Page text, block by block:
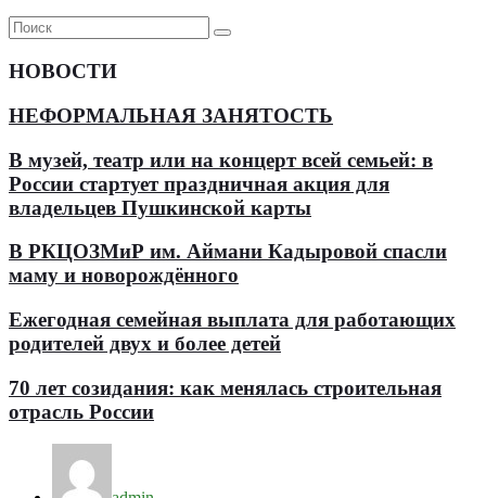
НОВОСТИ
НЕФОРМАЛЬНАЯ ЗАНЯТОСТЬ
В музей, театр или на концерт всей семьей: в
России стартует праздничная акция для
владельцев Пушкинской карты
В РКЦОЗМиР им. Аймани Кадыровой спасли
маму и новорождённого
Ежегодная семейная выплата для работающих
родителей двух и более детей
70 лет созидания: как менялась строительная
отрасль России